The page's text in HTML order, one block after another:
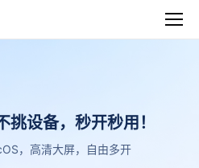
设备，秒开秒用！
，高清大屏，自由多开